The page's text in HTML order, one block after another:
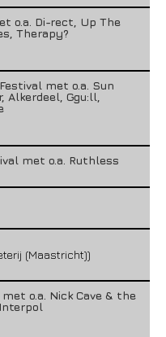
o.a. Di-rect, Up The
Therapy?
Festival met o.a. Sun
Alkerdeel, Ggu:ll,
met o.a. Ruthless
(Maastricht))
o.a. Nick Cave & the